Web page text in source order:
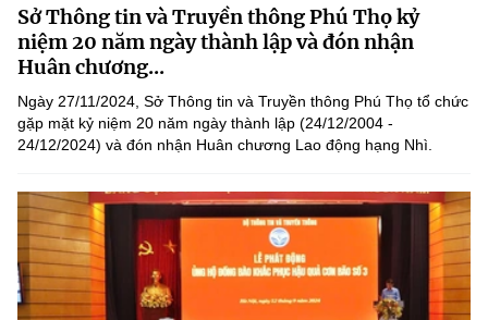
Sở Khoa học và Công nghệ
Chuyển đổi số
Sở hữu trí tuệ
Tiêu chuẩn, đo lường, chất lượng
Năng lượng nguyên tử
Tin tổng hợp
Văn bản QPPL
Văn bản chỉ đạo điều hành
Lấy ý kiến người dân về dự thảo VBQPPL
MST IOFFICE
THỐNG KÊ
Khoa học và Công nghệ
Chuyển đổi số
Bưu chính, Viễn thông
Multimedia
Khác
Videos
Infographic
Sở Thông tin và Truyền thông Phú Thọ kỷ
niệm 20 năm ngày thành lập và đón nhận
Huân chương...
Ngày 27/11/2024, Sở Thông tin và Truyền thông Phú Thọ tổ chức
gặp mặt kỷ niệm 20 năm ngày thành lập (24/12/2004 -
24/12/2024) và đón nhận Huân chương Lao động hạng Nhì.